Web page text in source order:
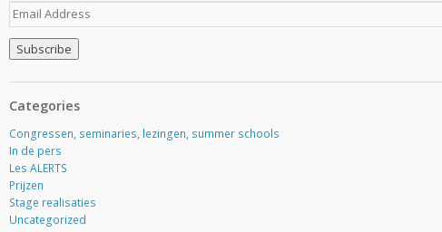
E
m
a
i
l
d
d
r
e
s
s
Categories
Congressen, seminaries, lezingen, summer schools
In de pers
Les ALERTS
Prijzen
Stage realisaties
Uncategorized